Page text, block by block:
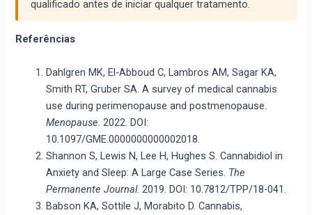
qualificado antes de iniciar qualquer tratamento.
Referências
Dahlgren MK, El-Abboud C, Lambros AM, Sagar KA,
Smith RT, Gruber SA. A survey of medical cannabis
use during perimenopause and postmenopause.
Menopause. 2022. DOI:
10.1097/GME.0000000000002018.
Shannon S, Lewis N, Lee H, Hughes S. Cannabidiol in
Anxiety and Sleep: A Large Case Series. The
Permanente Journal. 2019. DOI: 10.7812/TPP/18-041.
Babson KA, Sottile J, Morabito D. Cannabis,